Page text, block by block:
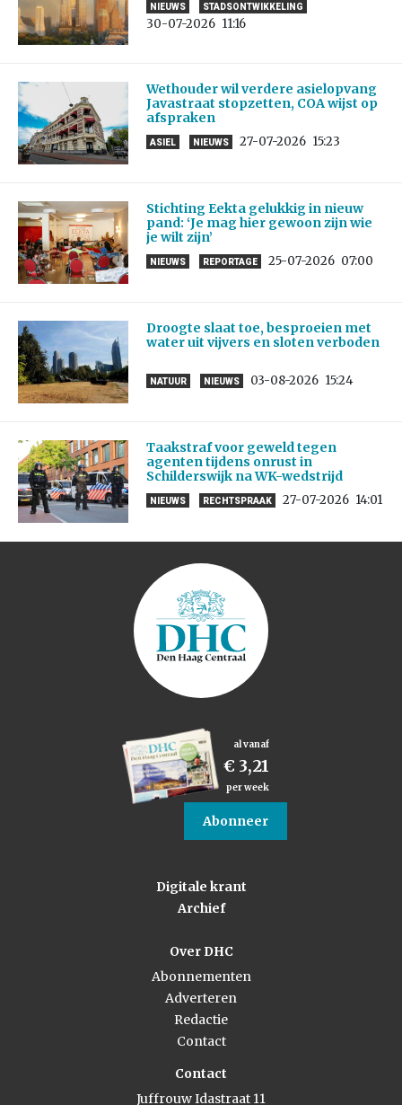
NIEUWS STADSONTWIKKELING
30-07-2026 11:16
Wethouder wil verdere asielopvang
Javastraat stopzetten, COA wijst op
afspraken
ASIEL NIEUWS 27-07-2026 15:23
Stichting Eekta gelukkig in nieuw
pand: ‘Je mag hier gewoon zijn wie
je wilt zijn’
NIEUWS REPORTAGE 25-07-2026 07:00
Droogte slaat toe, besproeien met
water uit vijvers en sloten verboden
NATUUR NIEUWS 03-08-2026 15:24
Taakstraf voor geweld tegen
agenten tijdens onrust in
Schilderswijk na WK-wedstrijd
NIEUWS RECHTSPRAAK 27-07-2026 14:01
al vanaf
€ 3,21
per week
Abonneer
Digitale krant
Archief
Over DHC
Abonnementen
Adverteren
Redactie
Contact
Contact
Juffrouw Idastraat 11